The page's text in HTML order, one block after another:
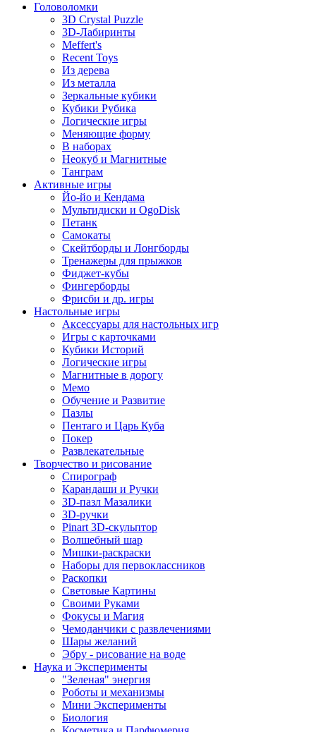
Головоломки
3D Crystal Puzzle
3D-Лабиринты
Meffert's
Recent Toys
Из дерева
Из металла
Зеркальные кубики
Кубики Рубика
Логические игры
Меняющие форму
В наборах
Неокуб и Магнитные
Танграм
Активные игры
Йо-йо и Кендама
Мультидиски и OgoDisk
Петанк
Самокаты
Скейтборды и Лонгборды
Тренажеры для прыжков
Фиджет-кубы
Фингерборды
Фрисби и др. игры
Настольные игры
Аксессуары для настольных игр
Игры с карточками
Кубики Историй
Логические игры
Магнитные в дорогу
Мемо
Обучение и Развитие
Пазлы
Пентаго и Царь Куба
Покер
Развлекательные
Творчество и рисование
Спирограф
Карандаши и Ручки
3D-пазл Мазалики
3D-ручки
Pinart 3D-скульптор
Волшебный шар
Мишки-раскраски
Наборы для первоклассников
Раскопки
Световые Картины
Своими Руками
Фокусы и Магия
Чемоданчики с развлечениями
Шары желаний
Эбру - рисование на воде
Наука и Эксперименты
"Зеленая" энергия
Роботы и механизмы
Мини Эксперименты
Биология